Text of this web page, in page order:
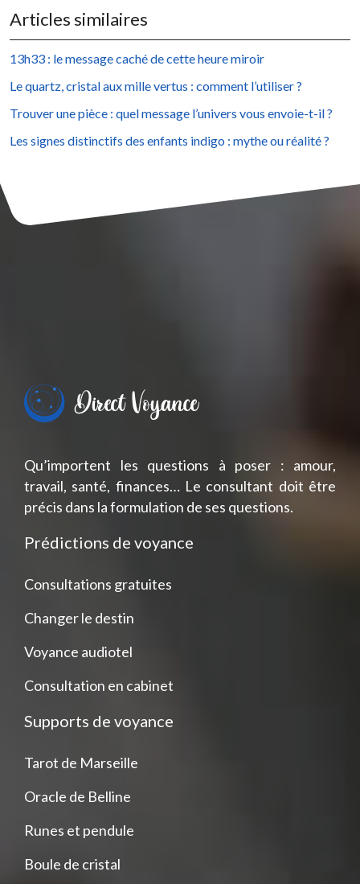
Articles similaires
13h33 : le message caché de cette heure miroir
Le quartz, cristal aux mille vertus : comment l’utiliser ?
Trouver une pièce : quel message l’univers vous envoie-t-il ?
Les signes distinctifs des enfants indigo : mythe ou réalité ?
Qu’importent les questions à poser : amour,
travail, santé, finances… Le consultant doit être
précis dans la formulation de ses questions.
Prédictions de voyance
Consultations gratuites
Changer le destin
Voyance audiotel
Consultation en cabinet
Supports de voyance
Tarot de Marseille
Oracle de Belline
Runes et pendule
Boule de cristal